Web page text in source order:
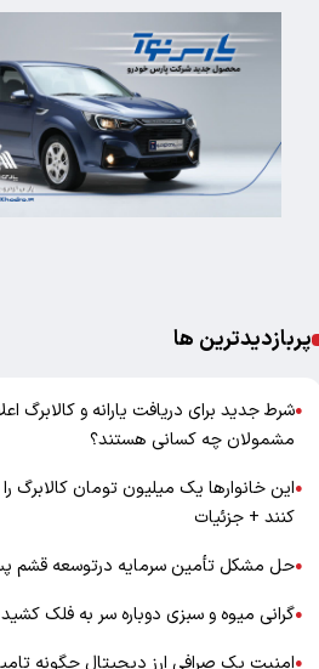
پربازدیدترین ها
●شرط جدید برای دریافت یارانه و کالابرگ
مشمولان چه کسانی هستند؟
●این خانوارها یک میلیون تومان کالابرگ
کنند + جزئیات
●حل مشکل تأمین سرمایه درتوسعه قشم
●گرانی میوه و سبزی دوباره سر به فلک کشید
●امنیت یک صرافی ارز دیجیتال چگونه